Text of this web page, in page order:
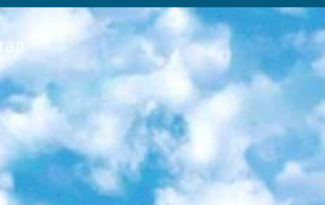
письмо Письменная/устная история Узбекистана Физическое воспитание практично Итоговый контроль Для 11 класса Написание родного языка и литературы (эссе) Математическое письмо Узбекский язык (обучение на узбекском языке) не посещающее общее среднее образование для учреждений)/Образовательное учреждение выбор письменный и устный Иностранный язык письменный/устный Письменная/устная история Узбекистана *По выбору студента:  Химия  Физика  Основы государственного права  География 10 бесплатных образовательных ресурсов - Мы составили подборку онлайн-проектов с интерактивными упражнениями, видеолекциями и статьями. Они помогут вам обрести новые и освежить старые знания бесплатно. 1. «ИНТУИТ» Старейшая образовательная площадка Рунета. Здесь вы найдёте сотни текстовых и видеокурсов на десятки различных тем — от программирования до психологии. Многие курсы подготовлены российскими университетами и крупными международными компаниями вроде Intel и Microsoft. Самостоятельное обучение бесплатное, но желающие могут оплатить услуги персональных наставников. 2. «Смартия» знакомит с актуальными профессиями и подсказывает, как им обучаться. Выбрав заинтересовавшую вас специальность — SMM-специалист, фотограф, веб-дизайнер или другую, — увидите список необходимых для неё умений. Чтобы вы могли освоить их самостоятельно, для каждого умения площадка отображает подборку ссылок на учебные материалы. Хотя «Смартия» ориентируется на русскоязычную аудиторию, часть контента всё же доступна только на английском. 3. «Лекторий Физтеха» Проект Московского физико-технического института (Физтеха). С его помощью вы можете смотреть онлайн серии лекций, записанные на видео в этом вузе. В числе доступных предметов — физика, биология, химия, информационные технологии и другие. К некоторым лекциям администрация ресурса прилагает готовые конспекты, которые можно скачивать в PDF-формате. 4. ITMOcourses Онлайн-площадка Санкт-Петербургского национального исследовательского университета информационных технологий, механики и оптики (ИТМО). Ресурс предоставляет свободный доступ к курсам, разработанным в этом вузе. Каталог материалов разбит на четыре категории: «Оптические системы и технологии», «Приборостроение и робототехника», «Информационные технологии» и «Биотехнологии». Курсы состоят из видеолекций, интерактивных демонстраций и заданий. 5. «КиберЛенинка» Электронная научная библиотека открытого доступа. Каталог площадки регулярно обрастает текстами статей из различных научных изданий. Сгруппированные по журналам и рубрикам публикации можно читать онлайн или скачивать целиком в PDF-формате. Проект нацелен на популяризацию науки за счёт открытого доступа к качественной информации. 6. «ПостНаука» На этом ресурсе публикуют подборки видеолекций, составленные экспертами из разных отраслей и объединённые общими темами. Среди них, к примеру, есть серии «Биоинформатика и геномика», «Культура средневековой Скандинавии» и Cinema Studies о теории кино. Каждая подборка лекций — логически связанная история, рассказанная экспертом от первого лица. Кроме того, на сайте появляются научно-образовательные статьи и тесты на разные темы. 7. «Newочём» Команда проекта «Newочём» отбирает самые интересные тексты из англоязычных СМИ и переводит те из них, за которые голосуют участники сообщества «ВКонтакте». По большей части это научно-популярные статьи. Редакторы придумывают лишь заголовки, в остальном содержание переводов соответствует оригиналам. Полные тексты можно читать прямо в социальной сети. 8. InternetUrok Онлайн-база материалов по основным дисциплинам школьной программы. Информация на сайте структурирована по классам, предметам и темам (урокам). Каждый урок состоит из видеолекций и конспектов. Есть также интерактивные тренажёры и тесты для закрепления пройденного материала. Даже если вы давно окончили школу, возможность повторить программу старших классов всегда может пригодиться. 9. Edutainme Ещё один ресурс об образовании. В отличие от Newtonew, как мне кажется, Edutainme больше ориентируется на представителей индустрии: педагогов, предпринимателей, разработчиков образовательных проектов. Но и любой, кто просто стремится к саморазвитию, найдёт на сайте много полезного и интересного для себя. Например, информацию о новых курсах и образовательных сервисах. 10. Newtonew Онлайн-медиа об образовании и обучении в широком смысле. Авторы Newtonew пишут об инструментах, заведениях, тактиках и стратегиях, которые помогают учить других и получать новые знания самостоятельно. На этой площадке вы найдёте новости, обзоры, аналитические мат